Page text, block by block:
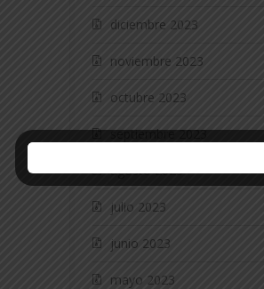
diciembre 2023
noviembre 2023
octubre 2023
septiembre 2023
agosto 2023
julio 2023
junio 2023
mayo 2023